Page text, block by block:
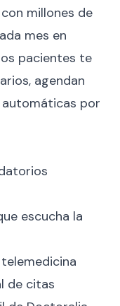
millones de
mes en
pacientes te
agendan
por
escucha la
de citas